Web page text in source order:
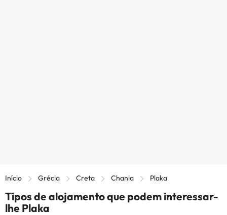
Início Grécia Creta Chania Plaka
Tipos de alojamento que podem interessar-
lhe Plaka